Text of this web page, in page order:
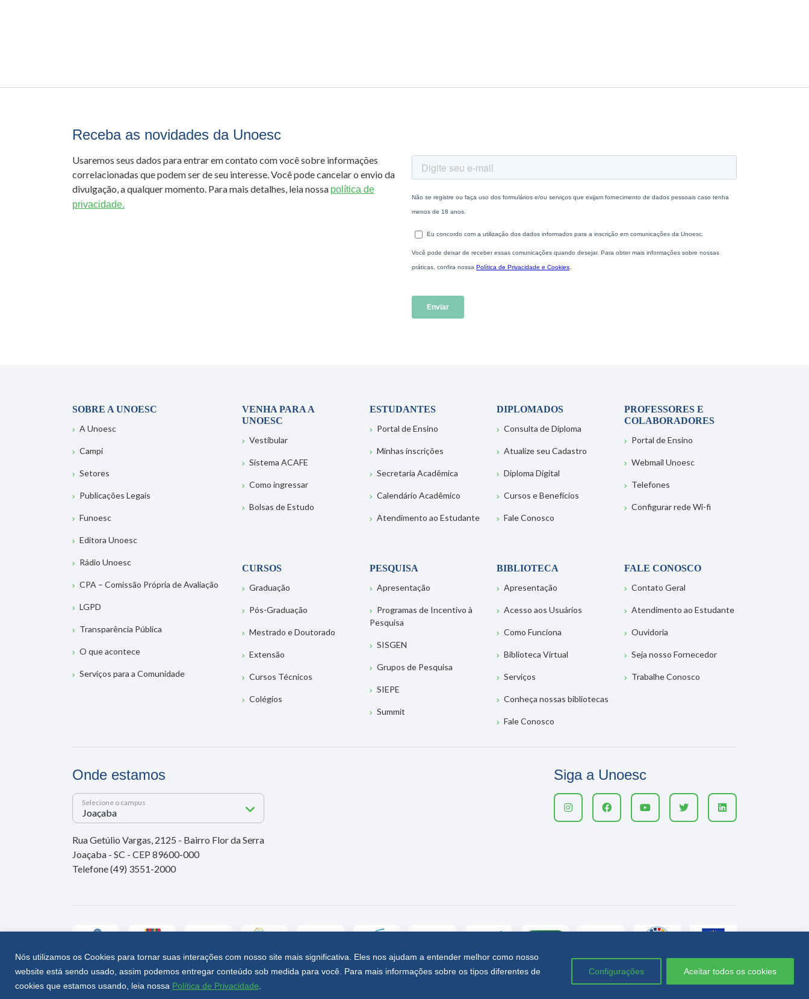
Nós utilizamos os Cookies para tornar suas interações com nosso site mais significativa. Eles nos ajudam a entender melhor como nosso
website está sendo usado, assim podemos entregar conteúdo sob medida para você. Para mais informações sobre os tipos diferentes de
cookies que estamos usando, leia nossa Política de Privacidade
Configurações Aceitar todos os cookies
Receba as novidades da Unoesc
Usaremos seus dados para entrar em contato com você sobre informações
correlacionadas que podem ser de seu interesse. Você pode cancelar o envio da
divulgação, a qualquer momento. Para mais detalhes, leia nossa política de
privacidade.
SOBRE A UNOESC
A Unoesc
Campi
Setores
Publicações Legais
Funoesc
Editora Unoesc
Rádio Unoesc
CPA – Comissão Própria de Avaliação
LGPD
Transparência Pública
O que acontece
Serviços para a Comunidade
VENHA PARA A
UNOESC
Vestibular
Sistema ACAFE
Como ingressar
Bolsas de Estudo
ESTUDANTES
Portal de Ensino
Minhas inscrições
Secretaria Acadêmica
Calendário Acadêmico
Atendimento ao Estudante
DIPLOMADOS
Consulta de Diploma
Atualize seu Cadastro
Diploma Digital
Cursos e Benefícios
Fale Conosco
PROFESSORES E
COLABORADORES
Portal de Ensino
Webmail Unoesc
Telefones
Configurar rede Wi-fi
CURSOS
Graduação
Pós-Graduação
Mestrado e Doutorado
Extensão
Cursos Técnicos
Colégios
PESQUISA
Apresentação
Programas de Incentivo à
Pesquisa
SISGEN
Grupos de Pesquisa
SIEPE
Summit
BIBLIOTECA
Apresentação
Acesso aos Usuários
Como Funciona
Biblioteca Virtual
Serviços
Conheça nossas bibliotecas
Fale Conosco
FALE CONOSCO
Contato Geral
Atendimento ao Estudante
Ouvidoria
Seja nosso Fornecedor
Trabalhe Conosco
Onde estamos
Selecione o campus
Rua Getúlio Vargas, 2125 - Bairro Flor da Serra
Joaçaba - SC - CEP 89600-000
Telefone (49) 3551-2000
Siga a Unoesc
Unoesc © 2026 - Todos os direitos reservados Política de privacidade